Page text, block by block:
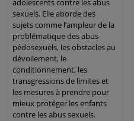
adolescents contre les abus
sexuels. Elle aborde des
sujets comme l’ampleur de la
problématique des abus
pédosexuels, les obstacles au
dévoilement, le
conditionnement, les
transgressions de limites et
les mesures à prendre pour
mieux protéger les enfants
contre les abus sexuels.